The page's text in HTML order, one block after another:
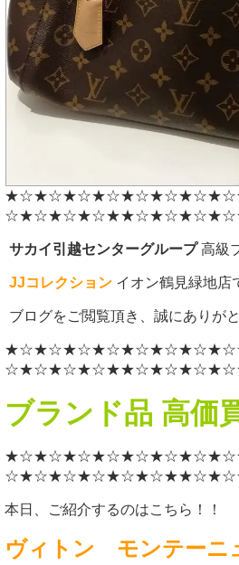
★☆★☆★☆★☆★☆★☆★☆★☆
サカイ引越センターグループ高級
JJコレクション イオン鶴見緑地店
ブログをご閲覧頂き、誠にありが
ブランド品 高価
本日、ご紹介するのはこちら！！
ヴィトン モンテーニ